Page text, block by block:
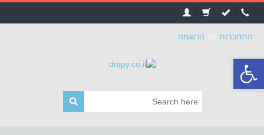
סרגל
נגישות
התחברות הרשמה